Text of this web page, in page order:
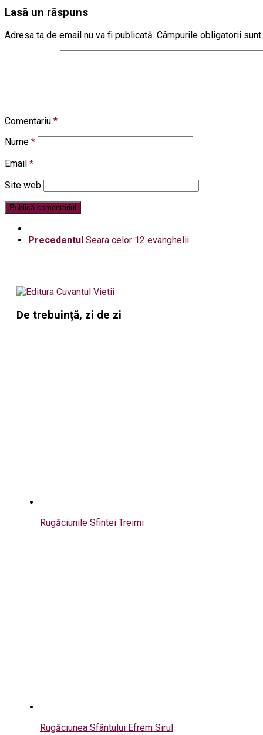
Lasă un răspuns
Adresa ta de email nu va fi publicată. Câmpurile obligatorii
Comentariu *
Nume *
Email *
Site web
Precedentul Seara celor 12 evanghelii
De trebuință, zi de zi
Rugăciunile Sfintei Treimi
Rugăciunea Sfântului Efrem Sirul